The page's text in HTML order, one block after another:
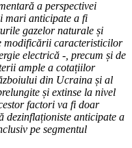
a perspectivei
mari anticipate a fi
gazelor naturale și
modificării caracteristicilor
electrică -, precum și de
ample a cotațiilor
din Ucraina și al
și extinse la nivel
factori va fi doar
dezinflaționiste anticipate a
pe segmentul